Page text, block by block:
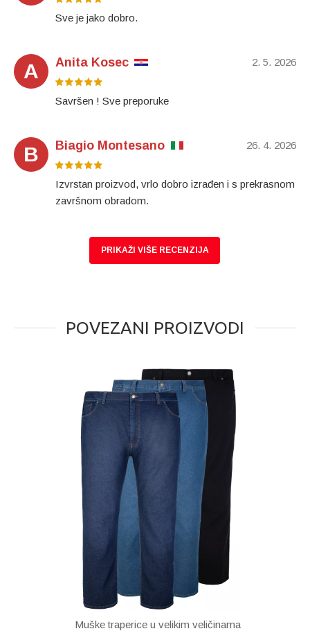
Sve je jako dobro.
A 2. 5. 2026
Anita Kosec
Savršen ! Sve preporuke
B 26. 4. 2026
Biagio Montesano
Izvrstan proizvod, vrlo dobro izrađen i s prekrasnom
završnom obradom.
PRIKAŽI VIŠE RECENZIJA
POVEZANI PROIZVODI
Muške traperice u velikim veličinama